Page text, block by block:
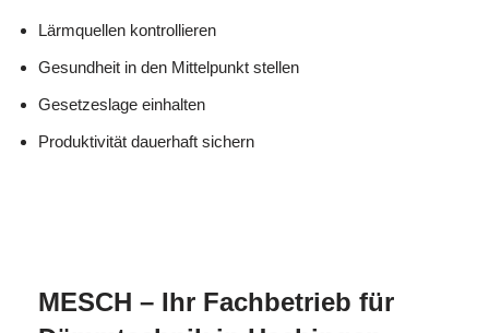
Lärmquellen kontrollieren
Gesundheit in den Mittelpunkt stellen
Gesetzeslage einhalten
Produktivität dauerhaft sichern
MESCH – Ihr Fachbetrieb für